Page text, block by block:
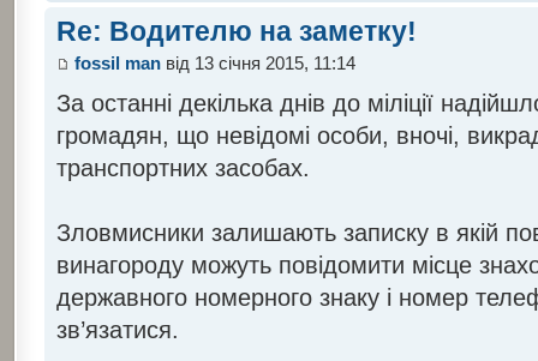
Re: Водителю на заметку!
fossil manвід 13 січня 2015, 11:14
За останні декілька днів до міліції
громадян, що невідомі особи, вночі,
транспортних засобах.
Зловмисники залишають записку в якій
винагороду можуть повідомити місце
державного номерного знаку і номер
зв’язатися.